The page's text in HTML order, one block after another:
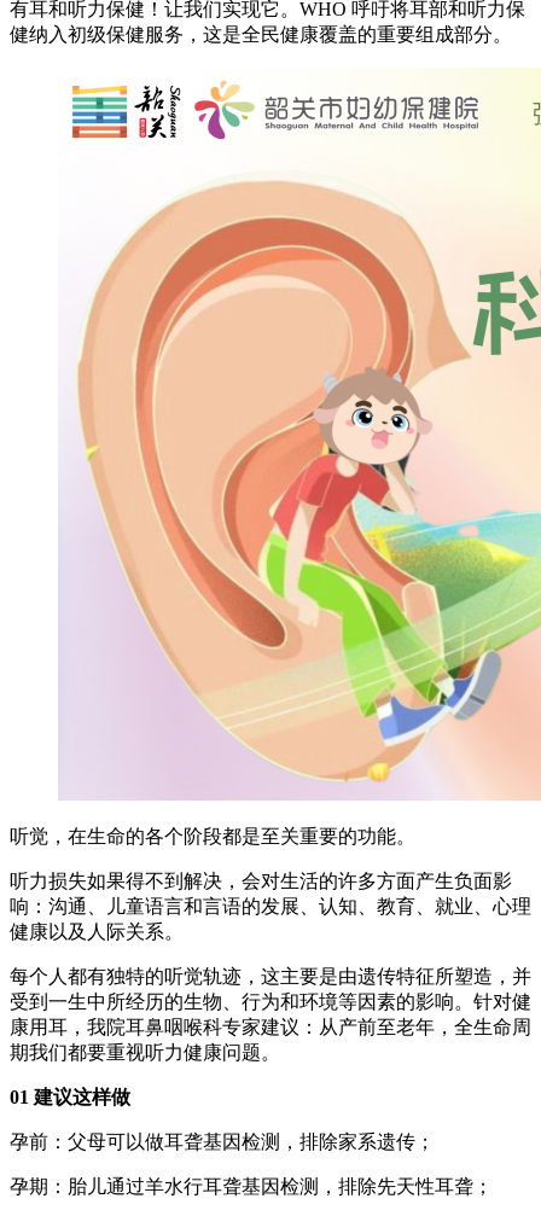
有耳和听力保健！让我们实现它。WHO 呼吁将耳部和听力保
健纳入初级保健服务，这是全民健康覆盖的重要组成部分。
听觉，在生命的各个阶段都是至关重要的功能。
听力损失如果得不到解决，会对生活的许多方面产生负面影
响：沟通、儿童语言和言语的发展、认知、教育、就业、心理
健康以及人际关系。
每个人都有独特的听觉轨迹，这主要是由遗传特征所塑造，并
受到一生中所经历的生物、行为和环境等因素的影响。针对健
康用耳，我院耳鼻咽喉科专家建议：从产前至老年，全生命周
期我们都要重视听力健康问题。
01 建议这样做
孕前：父母可以做耳聋基因检测，排除家系遗传；
孕期：胎儿通过羊水行耳聋基因检测，排除先天性耳聋；